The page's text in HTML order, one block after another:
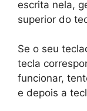
escrita nela,
superior do
Se o seu
tecla
funcionar,
e depois a